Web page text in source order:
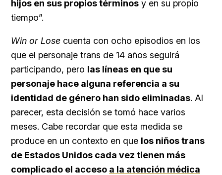
hijos en sus propios términos y en su propio
tiempo”.
Win or Lose cuenta con ocho episodios en los
que el personaje trans de 14 años seguirá
participando, pero las líneas en que su
personaje hace alguna referencia a su
identidad de género han sido eliminadas. Al
parecer, esta decisión se tomó hace varios
meses. Cabe recordar que esta medida se
produce en un contexto en que los niños trans
de Estados Unidos cada vez tienen más
complicado el acceso a la atención médica